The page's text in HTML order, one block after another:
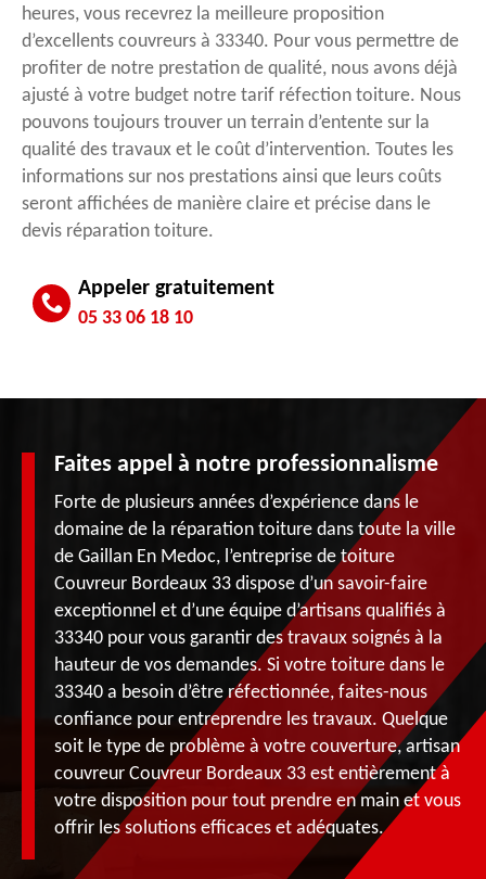
heures, vous recevrez la meilleure proposition
d’excellents couvreurs à 33340. Pour vous permettre de
profiter de notre prestation de qualité, nous avons déjà
ajusté à votre budget notre tarif réfection toiture. Nous
pouvons toujours trouver un terrain d’entente sur la
qualité des travaux et le coût d’intervention. Toutes les
informations sur nos prestations ainsi que leurs coûts
seront affichées de manière claire et précise dans le
devis réparation toiture.
Appeler gratuitement
05 33 06 18 10
Faites appel à notre professionnalisme
Forte de plusieurs années d’expérience dans le
domaine de la réparation toiture dans toute la ville
de Gaillan En Medoc, l’entreprise de toiture
Couvreur Bordeaux 33 dispose d’un savoir-faire
exceptionnel et d’une équipe d’artisans qualifiés à
33340 pour vous garantir des travaux soignés à la
hauteur de vos demandes. Si votre toiture dans le
33340 a besoin d’être réfectionnée, faites-nous
confiance pour entreprendre les travaux. Quelque
soit le type de problème à votre couverture, artisan
couvreur Couvreur Bordeaux 33 est entièrement à
votre disposition pour tout prendre en main et vous
offrir les solutions efficaces et adéquates.